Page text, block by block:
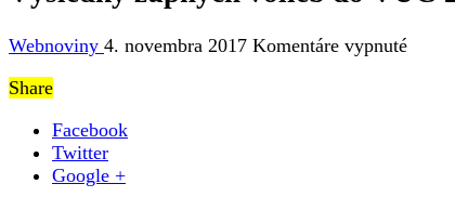
Webnoviny 4. novembra 2017 Komentáre vypnuténa
Share
Facebook
Twitter
Google +